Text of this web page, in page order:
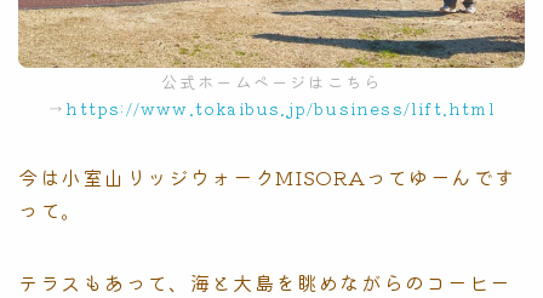
公式ホームページはこちら
→ https://www.tokaibus.jp/business/lift.html
今は小室山リッジウォークMISORAってゆーんです
って。
テラスもあって、海と大島を眺めながらのコーヒー